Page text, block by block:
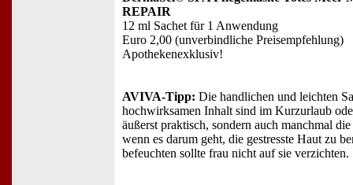
REPAIR
12 ml Sachet für 1 Anwendung
Euro 2,00 (unverbindliche Preisempfehlung)
Apothekenexklusiv!
AVIVA-Tipp: Die handlichen und leichten
hochwirksamen Inhalt sind im Kurzurlaub
äußerst praktisch, sondern auch manchmal
wenn es darum geht, die gestresste Haut zu
befeuchten sollte frau nicht auf sie verzichten.